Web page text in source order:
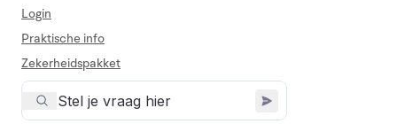
Login
Praktische info
Zekerheidspakket